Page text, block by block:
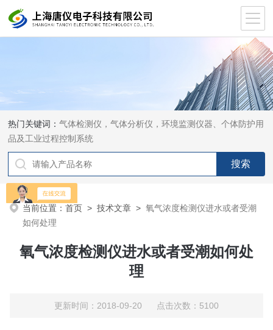
热门关键词：气体检测仪，气体分析仪，环境监测仪器、个体防护用
品及工业过程控制系统
当前位置：首页 >技术文章 >氧气浓度检测仪进水或者受潮
如何处理
氧气浓度检测仪进水或者受潮如何处
理
更新时间：2018-09-20 点击次数：5100